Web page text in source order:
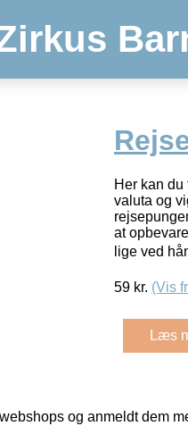
Her kan
valuta og
at
lige ved
59 kr. (Vis
Læs
og anmeldt dem